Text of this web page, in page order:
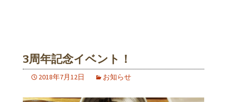
3周年記念イベント！
2018年7月12日 お知らせ